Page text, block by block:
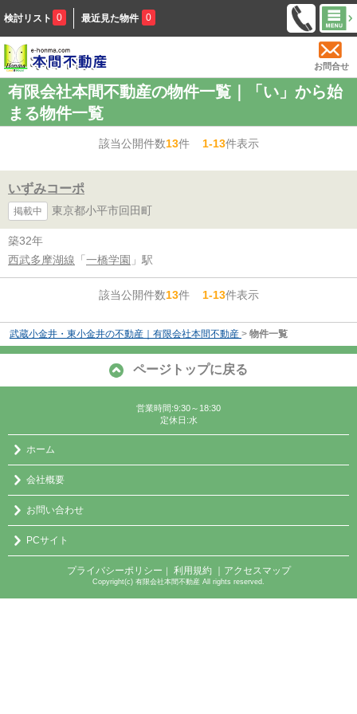
検討リスト 0 最近見た物件 0
お問合せ
有限会社本間不動産の物件一覧｜「い」から始
まる物件一覧
該当公開件数13件1-13件表示
いずみコーポ
掲載中 東京都小平市回田町
築32年
西武多摩湖線 「 一橋学園 」駅
該当公開件数13件1-13件表示
武蔵小金井・東小金井の不動産｜有限会社本間不動産 > 物件一覧
ページトップに戻る
営業時間:9:30～18:30
定休日:水
ホーム
会社概要
お問い合わせ
PCサイト
プライバシーポリシー ｜ 利用規約 ｜アクセスマップ
Copyright(c) 有限会社本間不動産 All rights reserved.